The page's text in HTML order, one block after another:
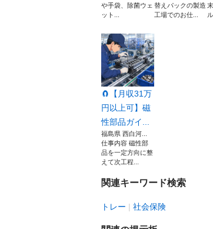
や手袋、除菌ウェ
ット...
替えパックの製造
工場でのお仕...
🧲【月収31万
円以上可】磁
性部品ガイ...
福島県 西白河...
仕事内容 磁性部
品を一定方向に整
えて次工程...
関連キーワード検索
トレー 社会保険